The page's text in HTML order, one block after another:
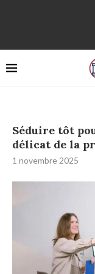
Séduire tôt
délicat de la
1 novembre 2025